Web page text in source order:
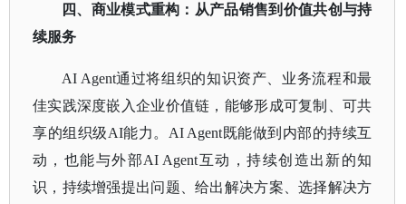
四、商业模式重构：从产品销售到价值共创与持
续服务
AI Agent通过将组织的知识资产、业务流程和最
佳实践深度嵌入企业价值链，能够形成可复制、可共
享的组织级AI能力。AI Agent既能做到内部的持续互
动，也能与外部AI Agent互动，持续创造出新的知
识，持续增强提出问题、给出解决方案、选择解决方